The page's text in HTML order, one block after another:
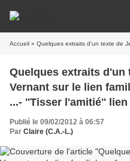
Accueil » Quelques extraits d'un texte de Jean-Pierre Vernant sur le lien
Quelques extraits d'un
Vernant sur le lien
...- ''Tisser l'amitié''
magister.com/prepas/
Publié le 09/02/2012 à 06:57
Par Claire (C.A.-L.)